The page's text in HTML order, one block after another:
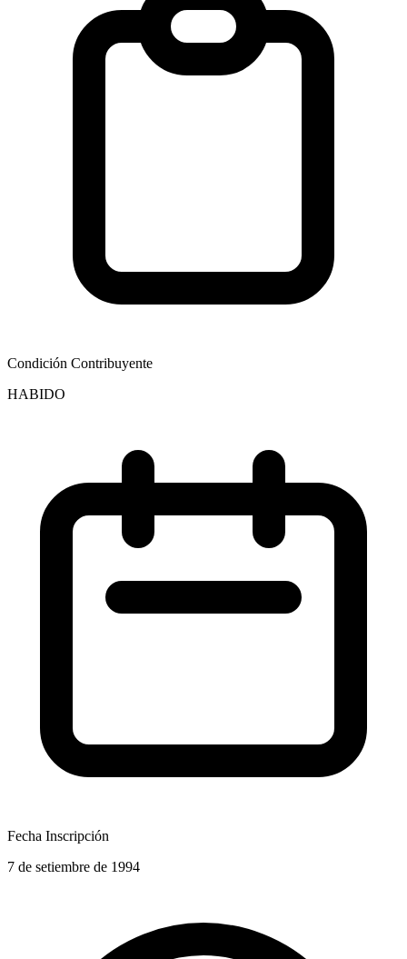
Condición Contribuyente
HABIDO
Fecha Inscripción
7 de setiembre de 1994